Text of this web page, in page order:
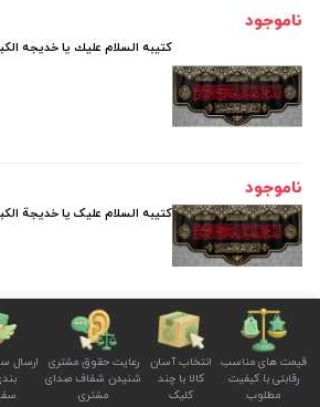
ناموجود
کتیبه السلام علیك يا خدیجه الكبری /
ناموجود
کتیبه السلام علیک یا خدیجة الکبری /
قیمت های مناسب
رقابتی با کیفیت
مطلوب
انتخاب آسان
کالا با چند
کلیک
رعایت حقوق مشتری
شنیدن شفاف صدای
مشتری
ارسال